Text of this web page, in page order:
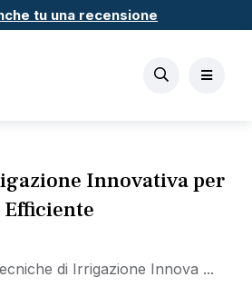
tu una recensione
Innovativa per
di Irrigazione Innova ...